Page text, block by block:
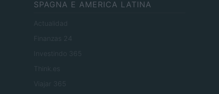
SPAGNA E AMERICA LATINA
Actualidad
Finanzas 24
Investindo 365
Think.es
Viajar 365